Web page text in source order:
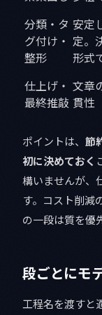
分類・タ
グ付け・
整形
安定
定。
形式
仕上げ・
最終推敲
文章
貫性
ポイントは、 節
初に決めておく
構いませんが、
す。コスト削減
の一段は質を優
段ごとにモ
工程名を渡すと